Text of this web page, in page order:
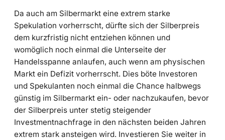
Da auch am Silbermarkt eine extrem starke
Spekulation vorherrscht, dürfte sich der Silberpreis
dem kurzfristig nicht entziehen können und
womöglich noch einmal die Unterseite der
Handelsspanne anlaufen, auch wenn am physischen
Markt ein Defizit vorherrscht. Dies böte Investoren
und Spekulanten noch einmal die Chance halbwegs
günstig im Silbermarkt ein- oder nachzukaufen, bevor
der Silberpreis unter stetig steigender
Investmentnachfrage in den nächsten beiden Jahren
extrem stark ansteigen wird. Investieren Sie weiter in